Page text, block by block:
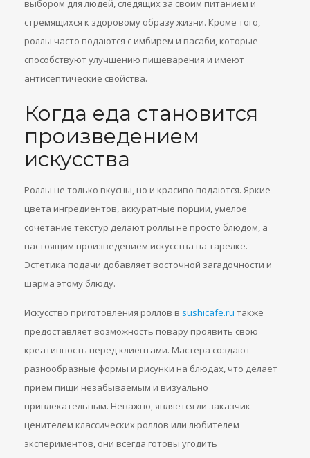
выбором для людей, следящих за своим питанием и
стремящихся к здоровому образу жизни. Кроме того,
роллы часто подаются с имбирем и васаби, которые
способствуют улучшению пищеварения и имеют
антисептические свойства.
Когда еда становится
произведением
искусства
Роллы не только вкусны, но и красиво подаются. Яркие
цвета ингредиентов, аккуратные порции, умелое
сочетание текстур делают роллы не просто блюдом, а
настоящим произведением искусства на тарелке.
Эстетика подачи добавляет восточной загадочности и
шарма этому блюду.
Искусство приготовления роллов в sushicafe.ru также
предоставляет возможность повару проявить свою
креативность перед клиентами. Мастера создают
разнообразные формы и рисунки на блюдах, что делает
прием пищи незабываемым и визуально
привлекательным. Неважно, является ли заказчик
ценителем классических роллов или любителем
экспериментов, они всегда готовы угодить